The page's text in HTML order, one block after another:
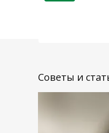
Советы и